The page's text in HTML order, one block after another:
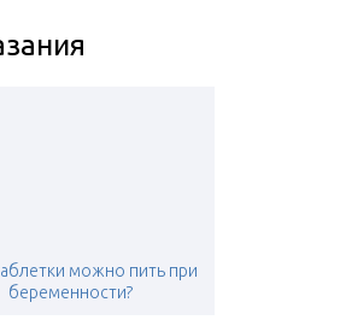
можно пить при
беременности?